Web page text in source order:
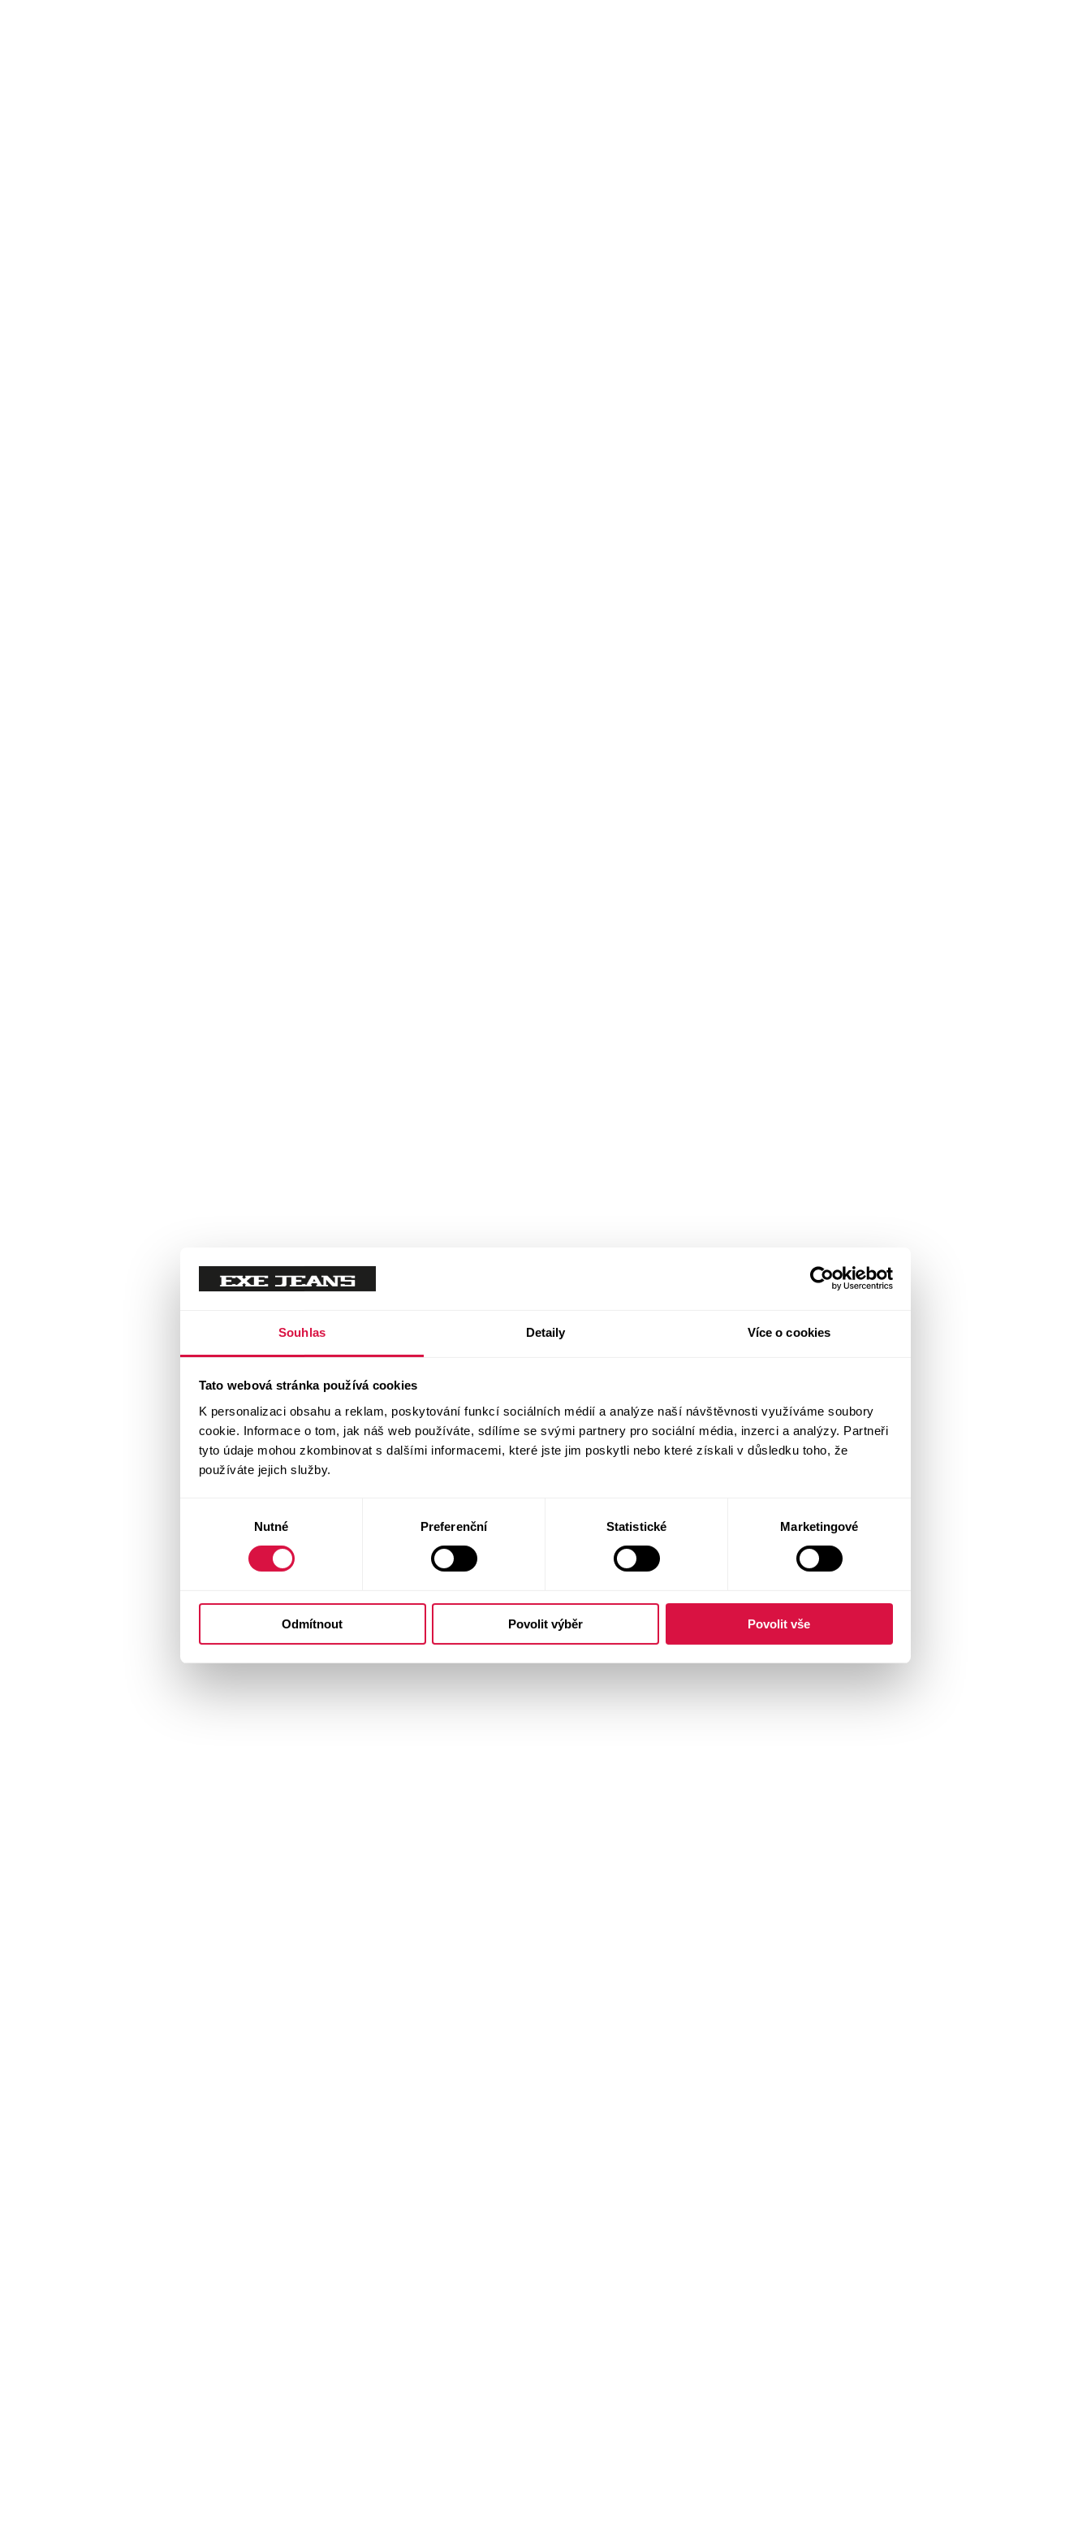
Souhlas Detaily Více o cookies
Tato webová stránka používá cookies
K personalizaci obsahu a reklam, poskytování funkcí sociálních médií a analýze naší návštěvnosti využíváme soubory
cookie. Informace o tom, jak náš web používáte, sdílíme se svými partnery pro sociální média, inzerci a analýzy. Partneři
tyto údaje mohou zkombinovat s dalšími informacemi, které jste jim poskytli nebo které získali v důsledku toho, že
používáte jejich služby.
Nutné Preferenční Statistické Marketingové
Odmítnout Povolit výběr Povolit vše